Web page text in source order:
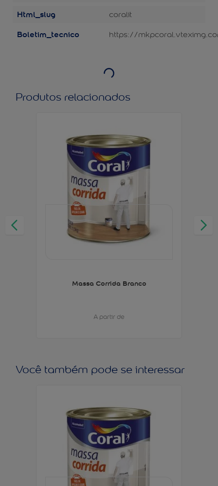
Html_slug coralit
Boletim_tecnico https://
Produtos relacionados
Massa Corrida Branco
A partir de
Você também pode se interessar